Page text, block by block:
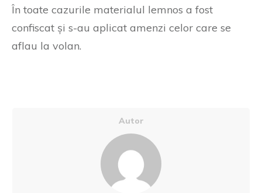
În toate cazurile materialul lemnos a fost
confiscat și s-au aplicat amenzi celor care se
aflau la volan.
Autor